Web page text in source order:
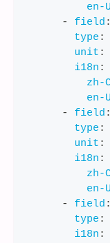
en-
-
field :
type :
unit :
i18n :
zh-
en-
-
field :
type :
unit :
i18n :
zh-
en-
-
field :
type :
i18n :